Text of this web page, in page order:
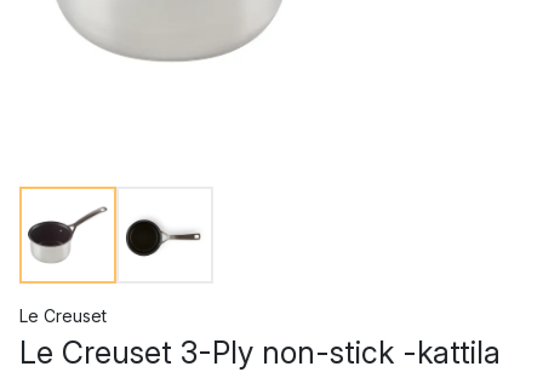
Le Creuset
Le Creuset 3-Ply non-stick -kattila